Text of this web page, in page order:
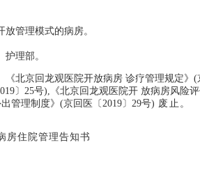
管理模式的病房。
理部。
《北京回龙观医院开放病房 诊疗管理规定》(
〕25号),《北京回龙观医院开 放病房风险
管理制度》(京回医〔2019〕29号) 废 止 。
房住院管理告知书